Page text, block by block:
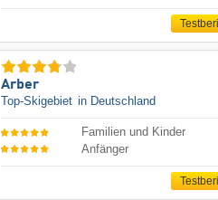
Arber
Top-Skigebiet in Deutschland
Familien und Kinder
Anfänger